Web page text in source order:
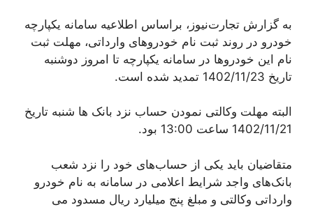
به گزارش تجارت‌نیوز، براساس اطلاعیه سامانه یکپارچه
خودرو در روند ثبت نام خودروهای وارداتی، مهلت ثبت
نام این خودروها در سامانه یکپارچه تا امروز دوشنبه
تاریخ 1402/11/23 تمدید شده است.
البته مهلت وکالتی نمودن حساب نزد بانک ها شنبه تاریخ
1402/11/21 ساعت 13:00 بود.
متقاضیان باید یکی از حساب‌های خود را نزد شعب
بانک‌های واجد شرایط اعلامی در سامانه به نام خودرو
وارداتی وکالتی و مبلغ پنج میلیارد ریال مسدود می